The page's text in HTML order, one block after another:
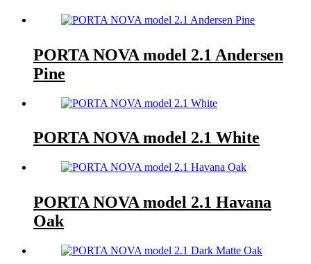
PORTA NOVA model 2.1 Andersen
Pine
PORTA NOVA model 2.1 White
PORTA NOVA model 2.1 Havana
Oak